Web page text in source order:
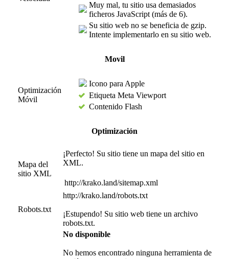
Muy mal, tu sitio usa demasiados
ficheros JavaScript (más de 6).
Su sitio web no se beneficia de gzip.
Intente implementarlo en su sitio web.
Movil
Optimización
Móvil
Icono para Apple
Etiqueta Meta Viewport
Contenido Flash
Optimización
Mapa del
sitio XML
¡Perfecto! Su sitio tiene un mapa del sitio en
XML.
http://krako.land/sitemap.xml
Robots.txt
http://krako.land/robots.txt
¡Estupendo! Su sitio web tiene un archivo
robots.txt.
No disponible
No hemos encontrado ninguna herramienta de